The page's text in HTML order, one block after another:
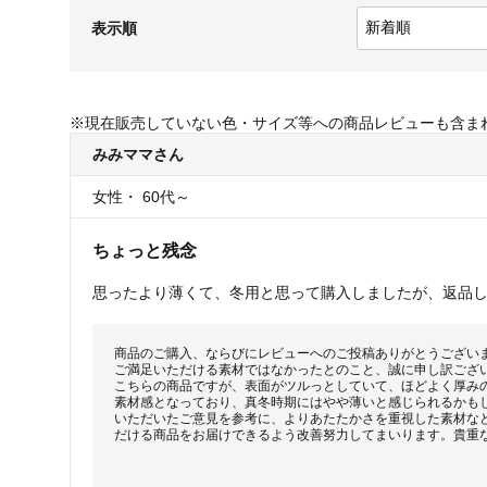
表示順
※現在販売していない色・サイズ等への商品レビューも含ま
みみママさん
女性 ・ 60代～
ちょっと残念
思ったより薄くて、冬用と思って購入しましたが、返品
商品のご購入、ならびにレビューへのご投稿ありがとうござい
ご満足いただける素材ではなかったとのこと、誠に申し訳ござ
こちらの商品ですが、表面がツルっとしていて、ほどよく厚
素材感となっており、真冬時期にはやや薄いと感じられるか
いただいたご意見を参考に、よりあたたかさを重視した素材
だける商品をお届けできるよう改善努力してまいります。貴